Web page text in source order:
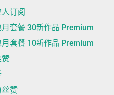
订阅
套餐 30新作品 Premium
套餐 10新作品 Premium
赞
丝赞